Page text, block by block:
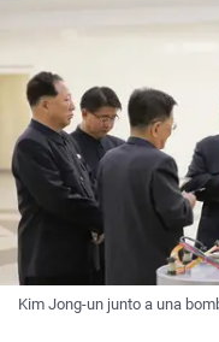
Kim Jong-un junto a una